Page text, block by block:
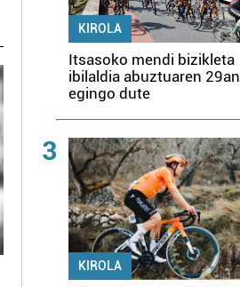
KIROLA
Itsasoko mendi bizikleta
ibilaldia abuztuaren 29an
egingo dute
3
KIROLA